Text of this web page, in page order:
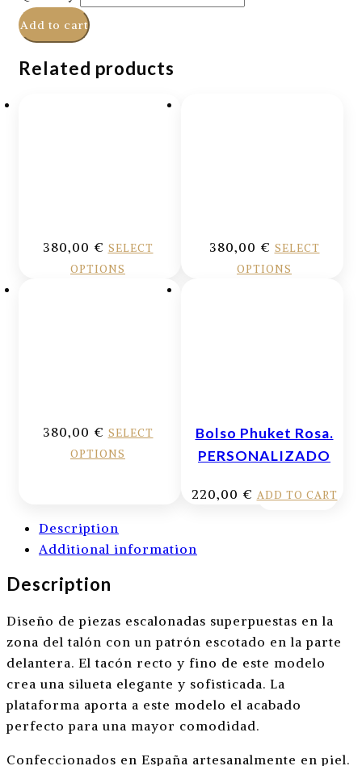
Add to cart
Related products
380,00 € SELECT
OPTIONS
380,00 € SELECT
OPTIONS
380,00 € SELECT
OPTIONS
Bolso Phuket Rosa.
PERSONALIZADO
220,00 € ADD TO CART
Description
Additional information
Description
Diseño de piezas escalonadas superpuestas en la
zona del talón con un patrón escotado en la parte
delantera. El tacón recto y fino de este modelo
crea una silueta elegante y sofisticada. La
plataforma aporta a este modelo el acabado
perfecto para una mayor comodidad.
Confeccionados en España artesanalmente en piel.